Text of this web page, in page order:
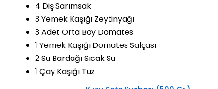
4 Diş Sarımsak
3 Yemek Kaşığı Zeytinyağı
3 Adet Orta Boy Domates
1 Yemek Kaşığı Domates Salçası
2 Su Bardağı Sıcak Su
1 Çay Kaşığı Tuz